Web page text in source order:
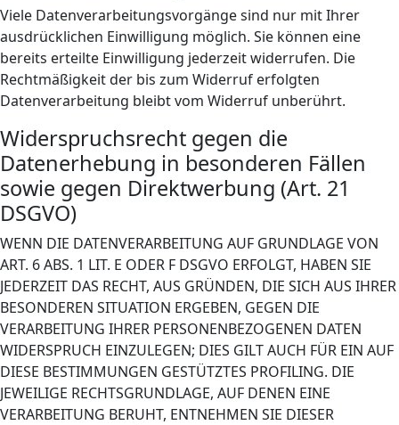
Viele Datenverarbeitungsvorgänge sind nur mit Ihrer
ausdrücklichen Einwilligung möglich. Sie können eine
bereits erteilte Einwilligung jederzeit widerrufen. Die
Rechtmäßigkeit der bis zum Widerruf erfolgten
Datenverarbeitung bleibt vom Widerruf unberührt.
Widerspruchsrecht gegen die
Datenerhebung in besonderen Fällen
sowie gegen Direktwerbung (Art. 21
DSGVO)
WENN DIE DATENVERARBEITUNG AUF GRUNDLAGE VON
ART. 6 ABS. 1 LIT. E ODER F DSGVO ERFOLGT, HABEN SIE
JEDERZEIT DAS RECHT, AUS GRÜNDEN, DIE SICH AUS IHRER
BESONDEREN SITUATION ERGEBEN, GEGEN DIE
VERARBEITUNG IHRER PERSONENBEZOGENEN DATEN
WIDERSPRUCH EINZULEGEN; DIES GILT AUCH FÜR EIN AUF
DIESE BESTIMMUNGEN GESTÜTZTES PROFILING. DIE
JEWEILIGE RECHTSGRUNDLAGE, AUF DENEN EINE
VERARBEITUNG BERUHT, ENTNEHMEN SIE DIESER